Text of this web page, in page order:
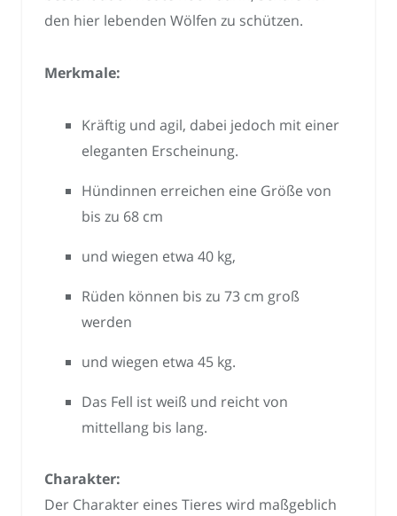
den hier lebenden Wölfen zu schützen.
Merkmale:
Kräftig und agil, dabei jedoch mit einer
eleganten Erscheinung.
Hündinnen erreichen eine Größe von
bis zu 68 cm
und wiegen etwa 40 kg,
Rüden können bis zu 73 cm groß
werden
und wiegen etwa 45 kg.
Das Fell ist weiß und reicht von
mittellang bis lang.
Charakter:
Der Charakter eines Tieres wird maßgeblich